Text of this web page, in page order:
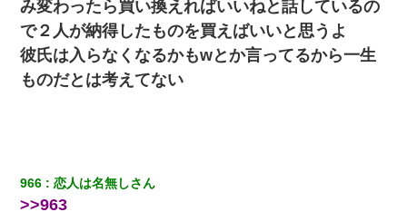
３２歳俺「ずっと好きでした！！付き合って下さい！」 ２５歳
彼女「うん！！絶対幸せになろうね！！！！」 → ７年後ｗｗ
ｗｗｗ
【衝撃】女友達から行為中に告白されてOKした結果
クラスで一人無口で誰とも話さない男子がいた。→修学旅行に来
み変わったら買い換えればいいねと話しているの
で２人が納得したものを買えばいいと思うよ
彼氏は入らなくなるかもwとか言ってるから一生
ものだとは考えてない
966 恋人は名無しさん
>>963